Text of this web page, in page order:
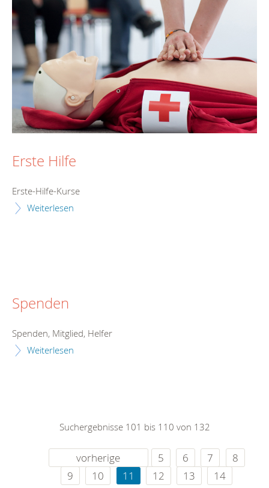
Erste Hilfe
Erste-Hilfe-Kurse
Weiterlesen
Spenden
Spenden, Mitglied, Helfer
Weiterlesen
Suchergebnisse 101 bis 110 von 132
vorherige 5 6 7
8
9
10 11 12 13
14